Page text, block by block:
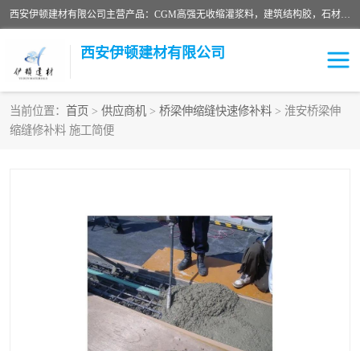
西安伊顿建材有限公司主营产品：CGM高强无收缩灌浆料，建筑结构胶，石材粘合剂，柔性防水材料，环氧修补砂浆等在各个行业得到了客户认可。
西安伊顿建材有限公司
当前位置： 首页 > 供应商机 > 桥梁伸缩缝快速修补料 > 淮安桥梁伸
缩缝修补料 施工简便
灌浆料
自流平水泥 水泥路面修补材料
瓷砖粘合剂 沥青冷补料
高延性混凝土 速凝剂
金刚砂